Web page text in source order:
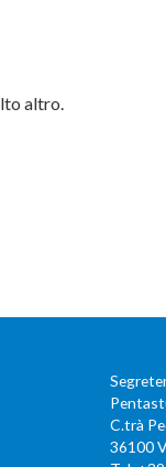
altro.
C.trà
36100